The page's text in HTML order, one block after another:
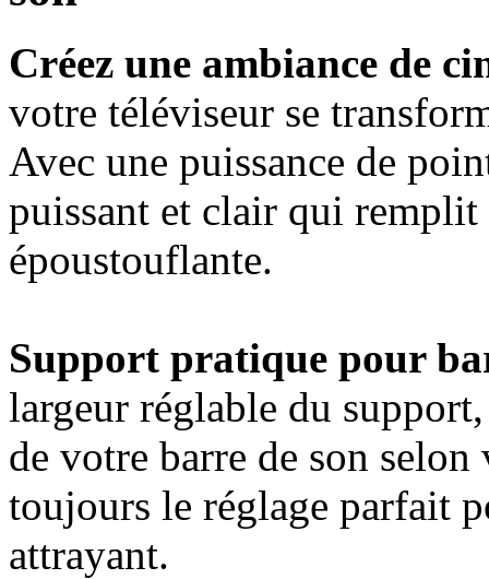
Créez une ambiance de
votre téléviseur se
Avec une puissance de
puissant et clair qui
époustouflante.
Support pratique pour
largeur réglable du
de votre barre de son
toujours le réglage parfait
attrayant.